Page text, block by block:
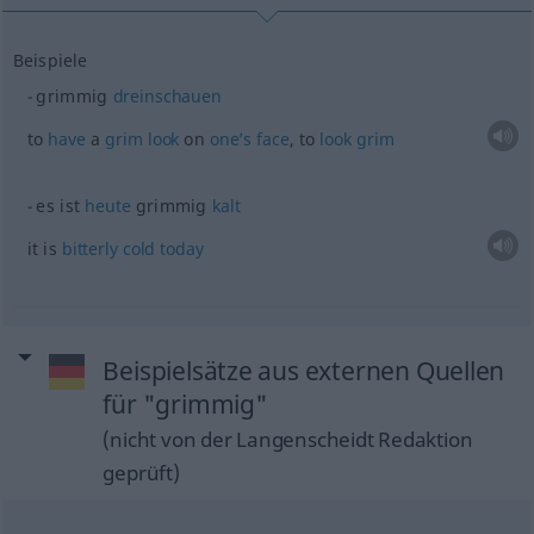
Beispiele
grimmig dreinschauen
to have a grim look on one’s face, to look grim
es ist heute grimmig kalt
it is bitterly cold today
Beispielsätze aus externen Quellen
für "grimmig"
(nicht von der Langenscheidt Redaktion
geprüft)